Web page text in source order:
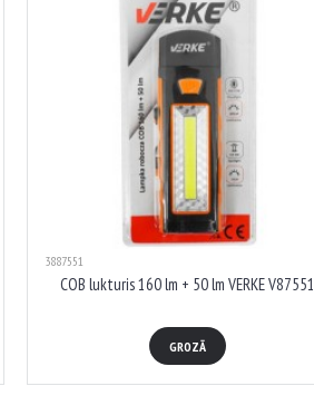
3887551
COB lukturis 160 lm + 50 lm VERKE V87551
GROZĀ